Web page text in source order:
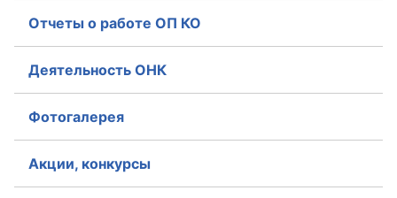
Отчеты о работе ОП КО
Деятельность ОНК
Фотогалерея
Акции, конкурсы